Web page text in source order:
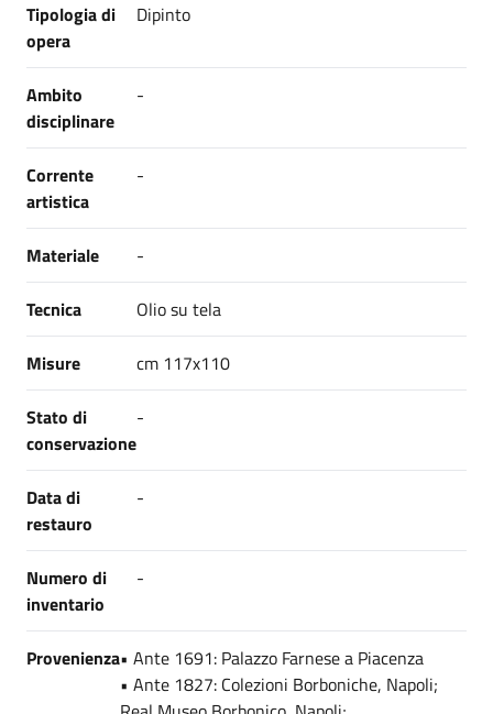
Tipologia di
opera
Dipinto
Ambito
disciplinare
-
Corrente
artistica
-
Materiale -
Tecnica Olio su tela
Misure cm 117x110
Stato di
conservazione
-
Data di
restauro
-
Numero di
inventario
-
Provenienza• Ante 1691: Palazzo Farnese a Piacenza
• Ante 1827: Colezioni Borboniche, Napoli;